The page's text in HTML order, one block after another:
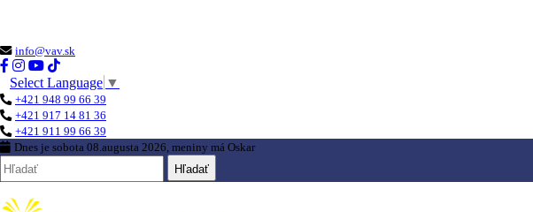
info@vav.sk
Select Language ▼
+421 948 99 66 39
+421 917 14 81 36
+421 911 99 66 39
Dnes je sobota 08.augusta 2026, meniny má Oskar
Hľadať